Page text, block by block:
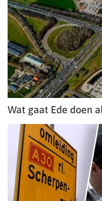
Wat gaat Ede doen